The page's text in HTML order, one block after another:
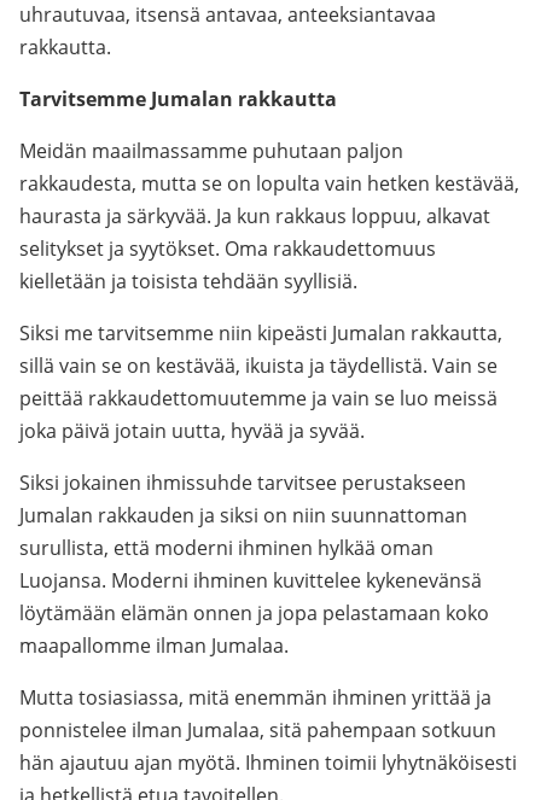
uhrautuvaa, itsensä antavaa, anteeksiantavaa
rakkautta.
Tarvitsemme Jumalan rakkautta
Meidän maailmassamme puhutaan paljon
rakkaudesta, mutta se on lopulta vain hetken kestävää,
haurasta ja särkyvää. Ja kun rakkaus loppuu, alkavat
selitykset ja syytökset. Oma rakkaudettomuus
kielletään ja toisista tehdään syyllisiä.
Siksi me tarvitsemme niin kipeästi Jumalan rakkautta,
sillä vain se on kestävää, ikuista ja täydellistä. Vain se
peittää rakkaudettomuutemme ja vain se luo meissä
joka päivä jotain uutta, hyvää ja syvää.
Siksi jokainen ihmissuhde tarvitsee perustakseen
Jumalan rakkauden ja siksi on niin suunnattoman
surullista, että moderni ihminen hylkää oman
Luojansa. Moderni ihminen kuvittelee kykenevänsä
löytämään elämän onnen ja jopa pelastamaan koko
maapallomme ilman Jumalaa.
Mutta tosiasiassa, mitä enemmän ihminen yrittää ja
ponnistelee ilman Jumalaa, sitä pahempaan sotkuun
hän ajautuu ajan myötä. Ihminen toimii lyhytnäköisesti